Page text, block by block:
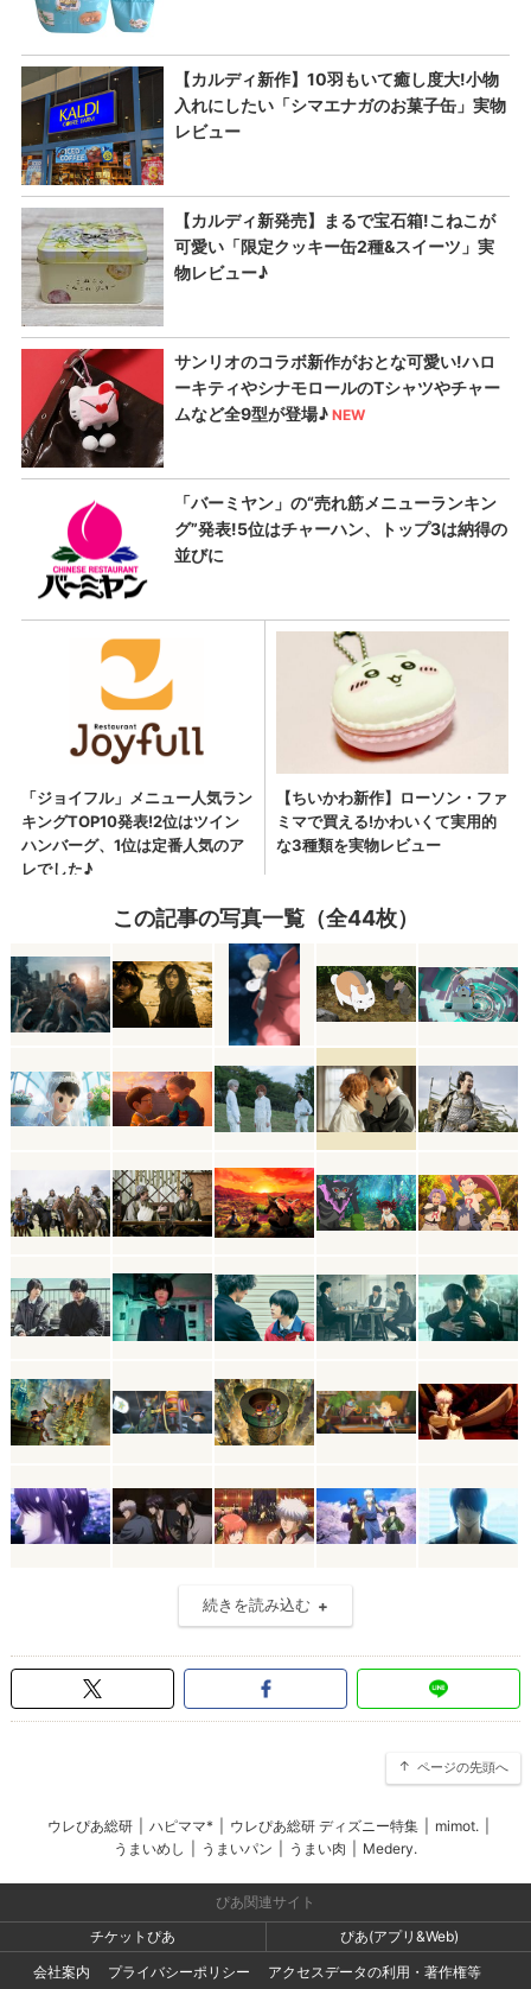
この記事の写真一覧（全44枚）
続きを読み込む
ページの先頭へ
ウレぴあ総研 ハピママ* ウレぴあ総研 ディズニー特集 mimot.
うまいめし
うまいパン うまい肉 Medery.
ぴあ関連サイト
チケットぴあ
ぴあ(アプリ&Web)
会社案内
プライバシーポリシー アクセスデータの利用・著作権等